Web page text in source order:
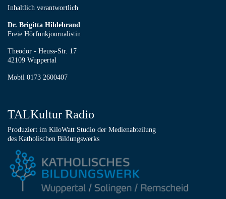
Inhaltlich verantwortlich
Dr. Brigitta Hildebrand
Freie Hörfunkjournalistin
Theodor - Heuss-Str. 17
42109 Wuppertal
Mobil 0173 2600407
TALKultur Radio
Produziert im KiloWatt Studio der Medienabteilung
des Katholischen Bildungswerks